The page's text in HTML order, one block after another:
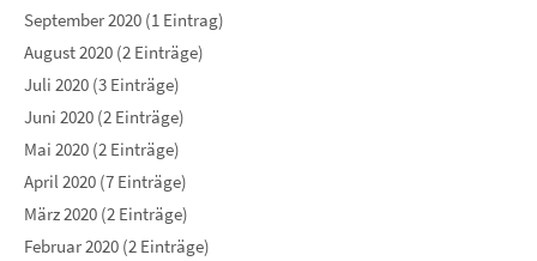
September 2020 (1 Eintrag)
August 2020 (2 Einträge)
Juli 2020 (3 Einträge)
Juni 2020 (2 Einträge)
Mai 2020 (2 Einträge)
April 2020 (7 Einträge)
März 2020 (2 Einträge)
Februar 2020 (2 Einträge)